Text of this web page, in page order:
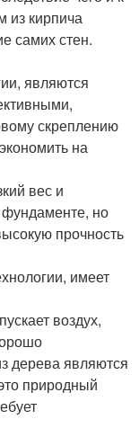
из кирпича
самих стен.
являются
скреплению
на
вес и
фундаменте, но
прочность
имеет
воздух,
дерева являются
природный